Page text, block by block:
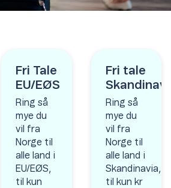
Fri Tale
EU/EØS
Ring så
mye du
vil fra
Norge til
alle land i
EU/EØS,
til kun
Fri tale
Ring så
mye du
vil fra
Norge til
alle land i
Skandinavia,
til kun kr